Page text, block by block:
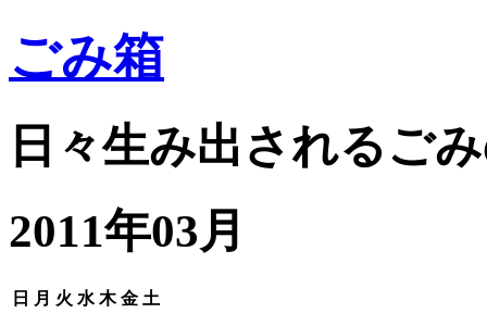
ごみ箱
日々生み出されるご
2011年03月
日 月 火 水 木 金 土